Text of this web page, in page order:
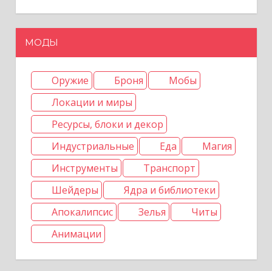
п
и
с
я
м
МОДЫ
Оружие Броня
Мобы
Локации и миры
Ресурсы, блоки и декор
Индустриальные
Еда
Магия
Инструменты
Транспорт
Шейдеры
Ядра и библиотеки
Апокалипсис
Зелья
Читы
Анимации